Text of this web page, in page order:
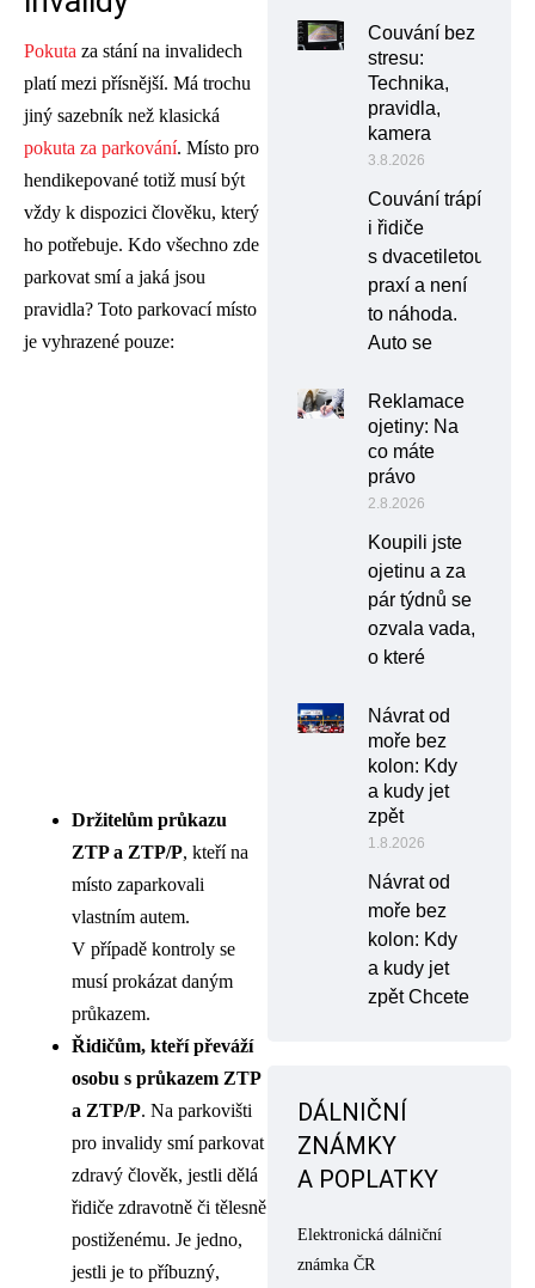
Pokuta za stání na invalidech
platí mezi přísnější. Má trochu
jiný sazebník než klasická
pokuta za parkování. Místo pro
hendikepované totiž musí být
vždy k dispozici člověku, který
ho potřebuje. Kdo všechno zde
parkovat smí a jaká jsou
pravidla? Toto parkovací místo
je vyhrazené pouze:
Držitelům průkazu
ZTP a ZTP/P, kteří na
místo zaparkovali
vlastním autem.
V případě kontroly se
musí prokázat daným
průkazem.
Řidičům, kteřípřeváží
osobu s průkazem ZTP
a ZTP/P. Na parkovišti
pro invalidy smí parkovat
zdravý člověk, jestli dělá
řidiče zdravotně či tělesně
postiženému. Je jedno,
jestli je to příbuzný,
Couvání bez
stresu:
Technika,
pravidla,
kamera
3.8.2026
Couvání trápí
i řidiče
s dvacetiletou
praxí a není
to náhoda.
Auto se
Reklamace
ojetiny: Na
co máte
právo
2.8.2026
Koupili jste
ojetinu a za
pár týdnů se
ozvala vada,
o které
Návrat od
moře bez
kolon: Kdy
a kudy jet
zpět
1.8.2026
Návrat od
moře bez
kolon: Kdy
a kudy jet
zpět Chcete
DÁLNIČNÍ
ZNÁMKY
A POPLATKY
Elektronická dálniční
známka ČR